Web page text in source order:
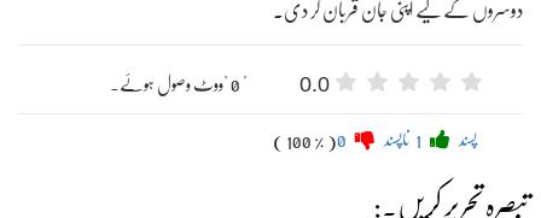
دوسروں کے لیے اپنی جان قربان کر دی۔
0.0 " 0 "ووٹ وصول ہوئے۔
پسند ناپسند ( 100 % )
تبصرہ تحریر کریں۔: